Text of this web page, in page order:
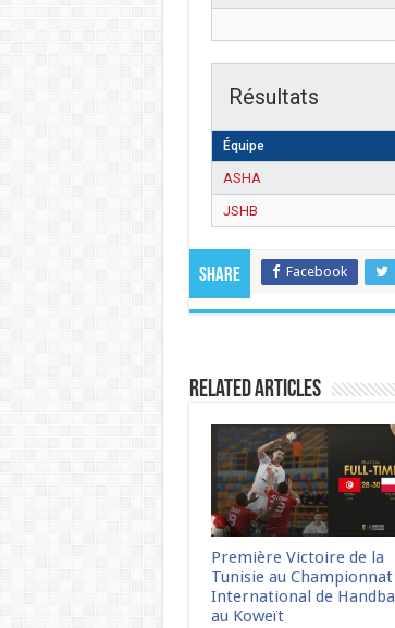
Résultats
Équipe
ASHA
JSHB
Share Facebook
Related Articles
Première Victoire de la
Tunisie au Championnat
International de Handball
au Koweït